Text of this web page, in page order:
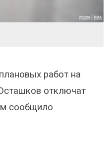
работ на
отключат
сообщило